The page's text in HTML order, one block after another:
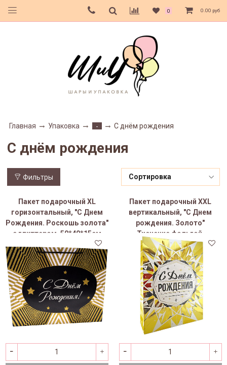
0 0.00 руб
Главная Упаковка - С днём рождения
С днём рождения
Фильтры
Пакет подарочный XL
горизонтальный, "С Днем
Рождения. Роскошь золота"
с глиттером, 50*40*15см
Пакет подарочный XXL
вертикальный, "С Днем
рождения. Золото"
Тиснение фольгой,
50*70*18см (Д*В*Ш)